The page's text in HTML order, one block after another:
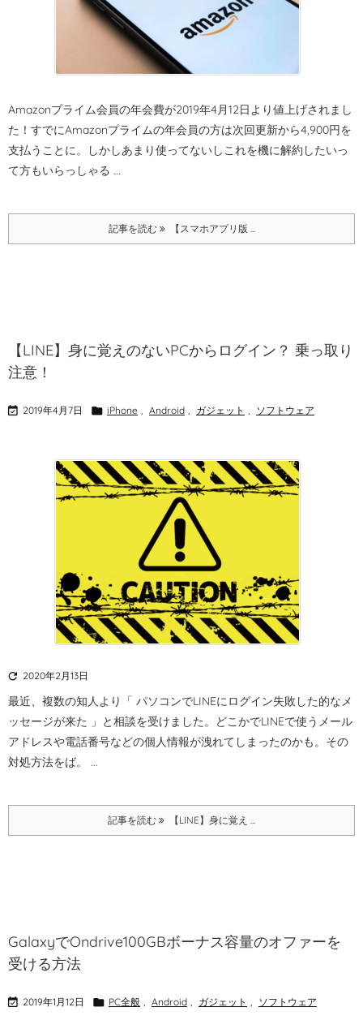
Amazonプライム会員の年会費が2019年4月12日より値上げされまし
た！ すでにAmazonプライムの年会員の方は次回更新から4,900円を
支払うことに。しかしあまり使ってないしこれを機に解約したいっ
て方もいらっしゃる ...
記事を読む 【スマホアプリ版 ...
【LINE】身に覚えのないPCからログイン？ 乗っ取り
注意！
 2019年4月7日  iPhone , Android , ガジェット , ソフトウェア
 2020年2月13日
最近、複数の知人より「 パソコンでLINEにログイン失敗した的なメ
ッセージが来た 」と相談を受けました。
どこかでLINEで使うメール
アドレスや電話番号などの個人情報が洩れてしまったのかも。その
対処方法をば。
...
記事を読む 【LINE】身に覚え ...
GalaxyでOndrive100GBボーナス容量のオファーを
受ける方法
 2019年1月12日  PC全般 , Android , ガジェット , ソフトウェア